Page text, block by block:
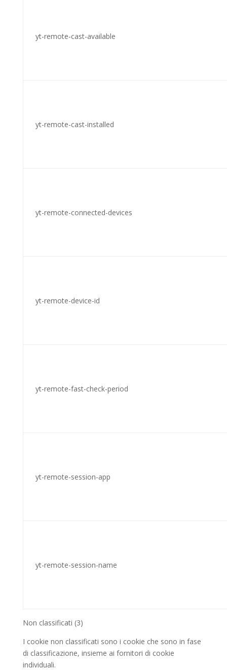
yt-remote-cast-available
yt-remote-cast-installed
yt-remote-connected-devices
yt-remote-device-id
yt-remote-fast-check-period
yt-remote-session-app
yt-remote-session-name
Non classificati (3)
I cookie non classificati sono i cookie che sono in fase
di classificazione, insieme ai fornitori di cookie
individuali.